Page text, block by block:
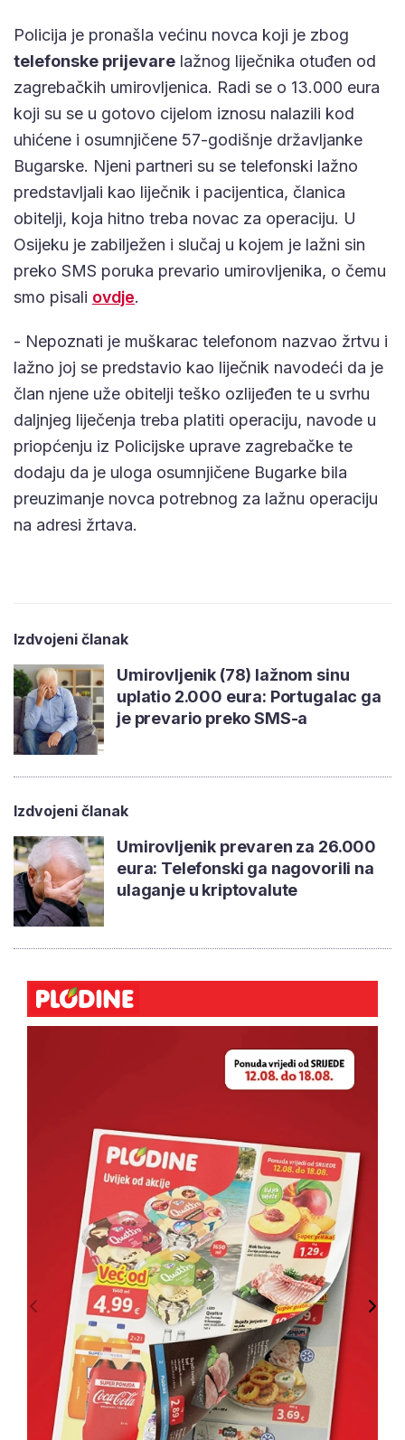
Policija je pronašla većinu novca koji je zbog
telefonske prijevare lažnog liječnika otuđen od
zagrebačkih umirovljenica. Radi se o 13.000 eura
koji su se u gotovo cijelom iznosu nalazili kod
uhićene i osumnjičene 57-godišnje državljanke
Bugarske. Njeni partneri su se telefonski lažno
predstavljali kao liječnik i pacijentica, članica
obitelji, koja hitno treba novac za operaciju. U
Osijeku je zabilježen i slučaj u kojem je lažni sin
preko SMS poruka prevario umirovljenika, o čemu
smo pisali ovdje.
- Nepoznati je muškarac telefonom nazvao žrtvu i
lažno joj se predstavio kao liječnik navodeći da je
član njene uže obitelji teško ozlijeđen te u svrhu
daljnjeg liječenja treba platiti operaciju, navode u
priopćenju iz Policijske uprave zagrebačke te
dodaju da je uloga osumnjičene Bugarke bila
preuzimanje novca potrebnog za lažnu operaciju
na adresi žrtava.
Izdvojeni članak
Umirovljenik (78) lažnom sinu
uplatio 2.000 eura: Portugalac ga
je prevario preko SMS-a
Izdvojeni članak
Umirovljenik prevaren za 26.000
eura: Telefonski ga nagovorili na
ulaganje u kriptovalute